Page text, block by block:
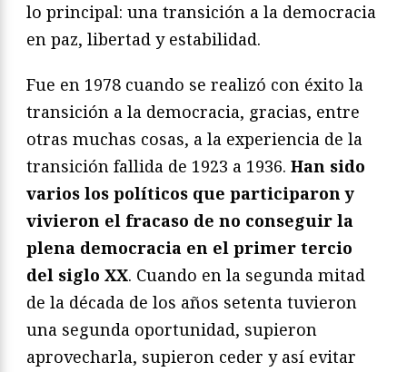
lo principal: una transición a la democracia
en paz, libertad y estabilidad.
Fue en 1978 cuando se realizó con éxito la
transición a la democracia, gracias, entre
otras muchas cosas, a la experiencia de la
transición fallida de 1923 a 1936. Han sido
varios los políticos que participaron y
vivieron el fracaso de no conseguir la
plena democracia en el primer tercio
del siglo XX. Cuando en la segunda mitad
de la década de los años setenta tuvieron
una segunda oportunidad, supieron
aprovecharla, supieron ceder y así evitar